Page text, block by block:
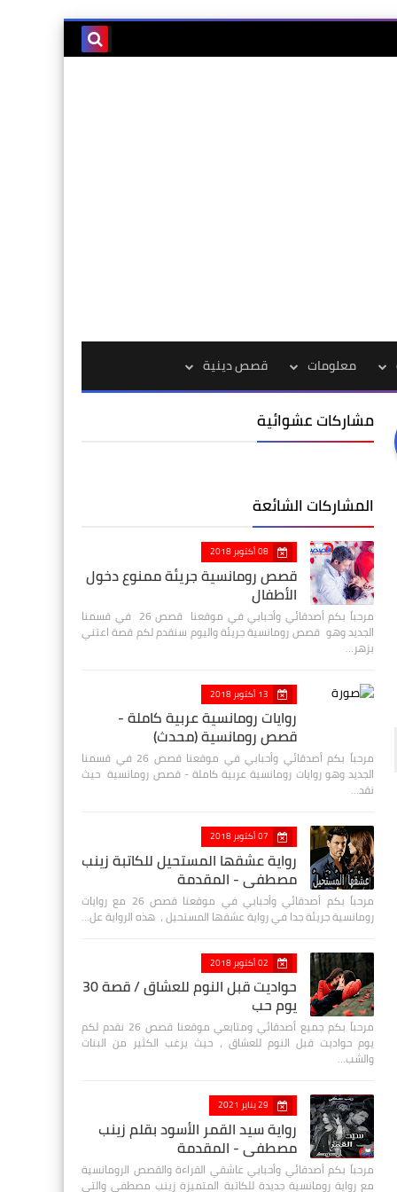
معلومات قصص دينية
مشاركات عشوائية
المشاركات الشائعة
08 أكتوبر 2018
قصص رومانسية جريئة ممنوع دخول
الأطفال
مرحباً بكم أصدقائي وأحبابي في موقعنا قصص 26 في قسمنا
الجديد وهو قصص رومانسية جريئة واليوم سنقدم لكم قصة اعتني
بزهر…
13 أكتوبر 2018
روايات رومانسية عربية كاملة -
قصص رومانسية (محدث)
مرحباً بكم أصدقائي وأحبابي في موقعنا قصص 26 في قسمنا
الجديد وهو روايات رومانسية عربية كاملة - قصص رومانسية حيث
نقد…
07 أكتوبر 2018
رواية عشقها المستحيل للكاتبة زينب
مصطفي - المقدمة
مرحباً بكم أصدقائي وأحبابي في موقعنا قصص 26 مع روايات
رومانسية جريئة جدا في رواية عشقها المستحيل ، هذه الرواية عل…
02 أكتوبر 2018
حواديت قبل النوم للعشاق / قصة 30
يوم حب
مرحباً بكم جميع أصدقائي ومتابعي موقعنا قصص 26 نقدم لكم
يوم حواديت قبل النوم للعشاق ، حيث يرغب الكثير من البنات
والشب…
29 يناير 2021
رواية سيد القمر الأسود بقلم زينب
مصطفي - المقدمة
مرحباً بكم أصدقائي وأحبابي عاشقي القراءة والقصص الرومانسية
مع رواية رومانسية جديدة للكاتبة المتميزة زينب مصطفى والتي